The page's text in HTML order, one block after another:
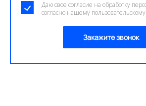
Даю свое согласие на обработку
согласно нашему
Закажите звонок